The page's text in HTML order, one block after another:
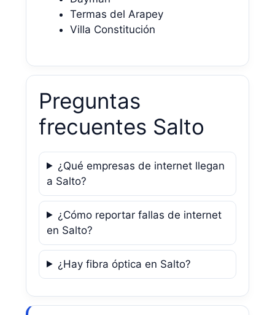
Termas del Arapey
Villa Constitución
Preguntas
frecuentes Salto
¿Qué empresas de internet llegan
a Salto?
¿Cómo reportar fallas de internet
en Salto?
¿Hay fibra óptica en Salto?